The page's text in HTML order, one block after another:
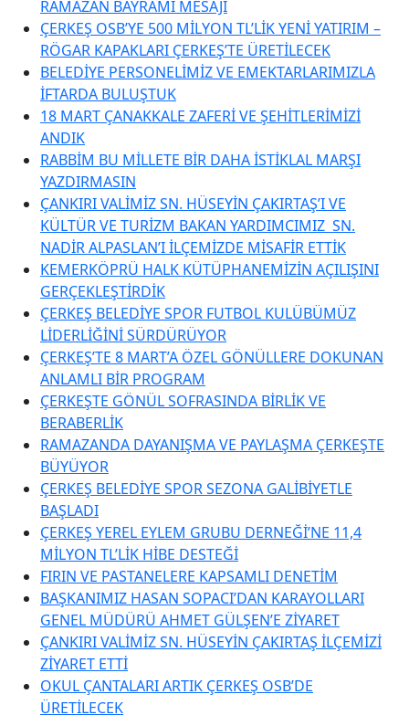
RAMAZAN BAYRAMI MESAJI
ÇERKEŞ OSB’YE 500 MİLYON TL’LİK YENİ YATIRIM –
RÖGAR KAPAKLARI ÇERKEŞ’TE ÜRETİLECEK
BELEDİYE PERSONELİMİZ VE EMEKTARLARIMIZLA
İFTARDA BULUŞTUK
18 MART ÇANAKKALE ZAFERİ VE ŞEHİTLERİMİZİ
ANDIK
RABBİM BU MİLLETE BİR DAHA İSTİKLAL MARŞI
YAZDIRMASIN
ÇANKIRI VALİMİZ SN. HÜSEYİN ÇAKIRTAŞ’I VE
KÜLTÜR VE TURİZM BAKAN YARDIMCIMIZ SN.
NADİR ALPASLAN’I İLÇEMİZDE MİSAFİR ETTİK
KEMERKÖPRÜ HALK KÜTÜPHANEMİZİN AÇILIŞINI
GERÇEKLEŞTİRDİK
ÇERKEŞ BELEDİYE SPOR FUTBOL KULÜBÜMÜZ
LİDERLİĞİNİ SÜRDÜRÜYOR
ÇERKEŞ’TE 8 MART’A ÖZEL GÖNÜLLERE DOKUNAN
ANLAMLI BİR PROGRAM
ÇERKEŞTE GÖNÜL SOFRASINDA BİRLİK VE
BERABERLİK
RAMAZANDA DAYANIŞMA VE PAYLAŞMA ÇERKEŞTE
BÜYÜYOR
ÇERKEŞ BELEDİYE SPOR SEZONA GALİBİYETLE
BAŞLADI
ÇERKEŞ YEREL EYLEM GRUBU DERNEĞİ’NE 11,4
MİLYON TL’LİK HİBE DESTEĞİ
FIRIN VE PASTANELERE KAPSAMLI DENETİM
BAŞKANIMIZ HASAN SOPACI’DAN KARAYOLLARI
GENEL MÜDÜRÜ AHMET GÜLŞEN’E ZİYARET
ÇANKIRI VALİMİZ SN. HÜSEYİN ÇAKIRTAŞ İLÇEMİZİ
ZİYARET ETTİ
OKUL ÇANTALARI ARTIK ÇERKEŞ OSB’DE
ÜRETİLECEK